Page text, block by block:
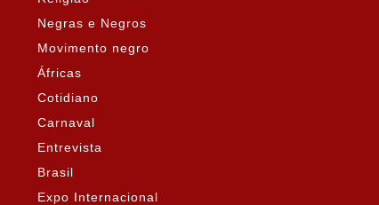
Negras e Negros
Movimento negro
Áfricas
Cotidiano
Carnaval
Entrevista
Brasil
Expo Internacional